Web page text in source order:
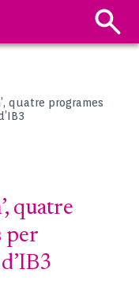
quatre programes
quatre
per